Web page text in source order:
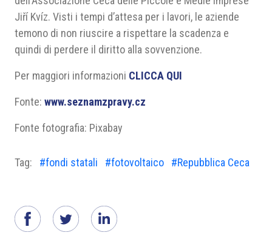
Jiří Kvíz. Visti i tempi d’attesa per i lavori, le aziende
temono di non riuscire a rispettare la scadenza e
quindi di perdere il diritto alla sovvenzione.
Per maggiori informazioni CLICCA QUI
Fonte: www.seznamzpravy.cz
Fonte fotografia: Pixabay
Tag: #fondi statali #fotovoltaico #Repubblica Ceca